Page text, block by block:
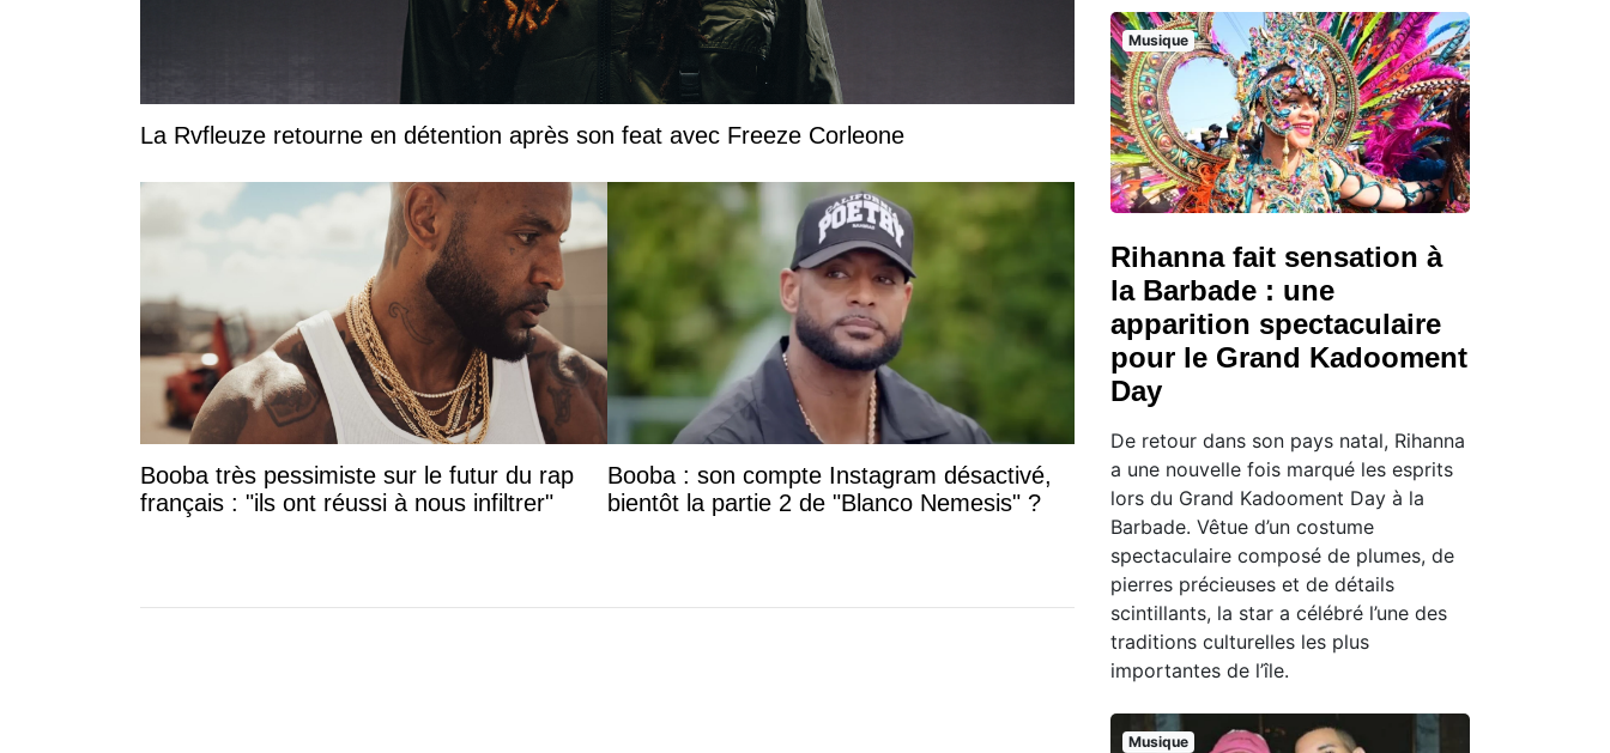
La Rvfleuze retourne en détention après son feat avec Freeze Corleone
Booba très pessimiste sur le futur du rap
français : "ils ont réussi à nous infiltrer"
Booba : son compte Instagram désactivé,
bientôt la partie 2 de "Blanco Nemesis" ?
Musique
Rihanna fait sensation à
la Barbade : une
apparition spectaculaire
pour le Grand Kadooment
Day
De retour dans son pays natal, Rihanna
a une nouvelle fois marqué les esprits
lors du Grand Kadooment Day à la
Barbade. Vêtue d’un costume
spectaculaire composé de plumes, de
pierres précieuses et de détails
scintillants, la star a célébré l’une des
traditions culturelles les plus
importantes de l’île.
Musique